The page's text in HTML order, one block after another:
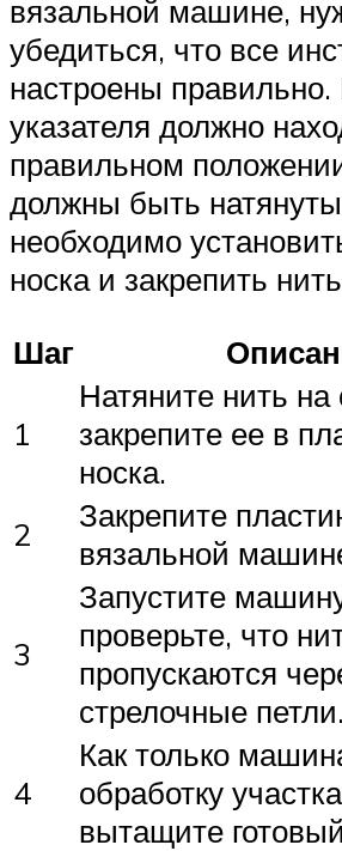
вязальной машине,
убедиться, что все
настроены правильно.
указателя должно
правильном
должны быть
необходимо
носка и закрепить
Шаг
1
Натяните нить на
закрепите ее в
носка.
2
Закрепите
вязальной
3
Запустите
проверьте, что
пропускаются
стрелочные петли.
4
Как только
обработку
вытащите